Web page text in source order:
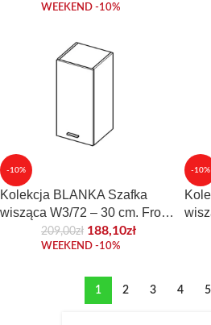
WEEKEND -10%
-10%
Kolekcja BLANKA Szafka
wisząca W3/72 – 30 cm. Front
laminowany.
209,00zł 188,10zł
WEEKEND -10%
-10%
1 2 3 4 5